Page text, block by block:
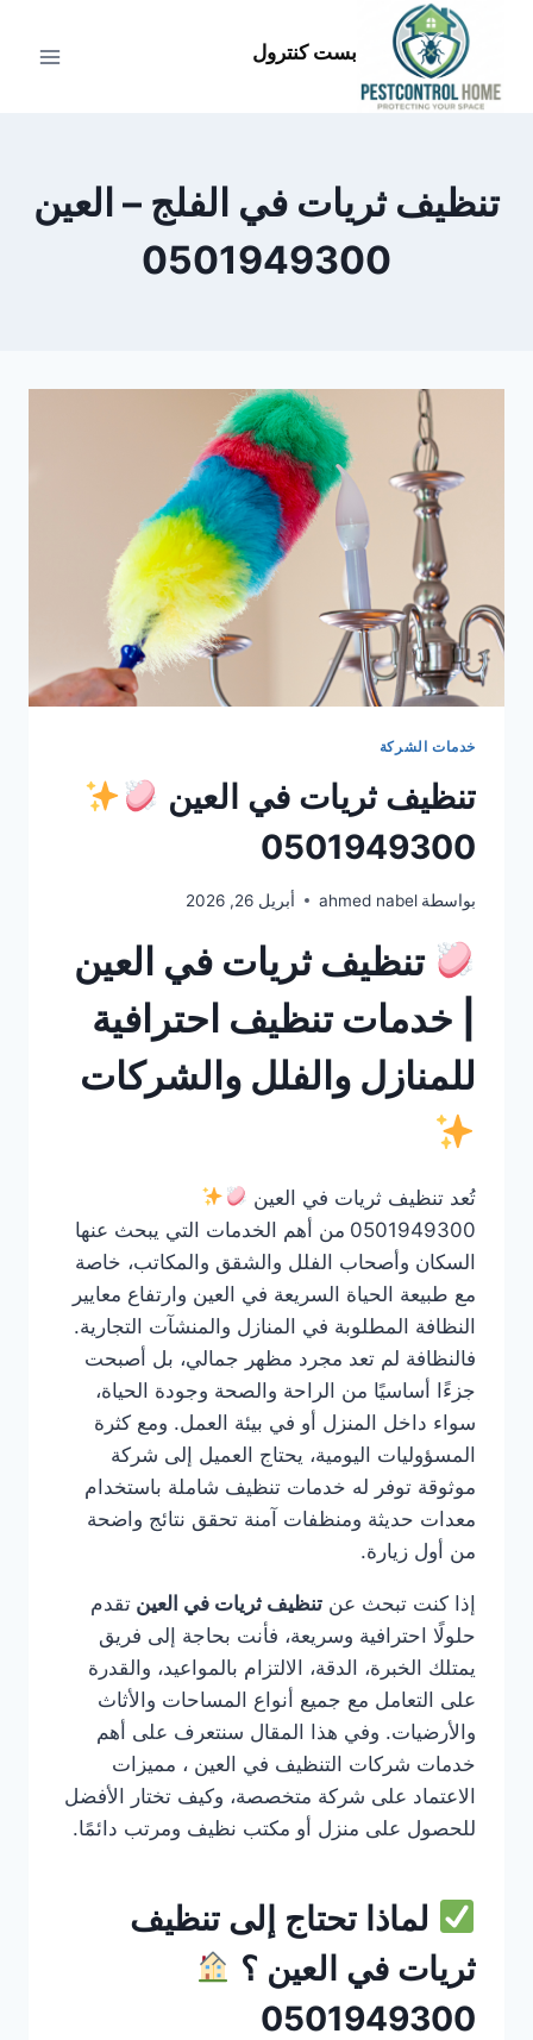
المحتوى
بست كنترول
تنظيف ثريات في الفلج – العين
0501949300
خدمات الشركة
تنظيف ثريات في العين
0501949300
بواسطة ahmed nabel أبريل 26, 2026
تنظيف ثريات في العين
| خدمات تنظيف احترافية
للمنازل والفلل والشركات
تُعد تنظيف ثريات في العين
0501949300 من أهم الخدمات التي يبحث عنها
السكان وأصحاب الفلل والشقق والمكاتب، خاصة
مع طبيعة الحياة السريعة في العين وارتفاع معايير
النظافة المطلوبة في المنازل والمنشآت التجارية.
فالنظافة لم تعد مجرد مظهر جمالي، بل أصبحت
جزءًا أساسيًا من الراحة والصحة وجودة الحياة،
سواء داخل المنزل أو في بيئة العمل. ومع كثرة
المسؤوليات اليومية، يحتاج العميل إلى شركة
موثوقة توفر له خدمات تنظيف شاملة باستخدام
معدات حديثة ومنظفات آمنة تحقق نتائج واضحة
من أول زيارة.
إذا كنت تبحث عن تنظيف ثريات في العين تقدم
حلولًا احترافية وسريعة، فأنت بحاجة إلى فريق
يمتلك الخبرة، الدقة، الالتزام بالمواعيد، والقدرة
على التعامل مع جميع أنواع المساحات والأثاث
والأرضيات. وفي هذا المقال سنتعرف على أهم
خدمات شركات التنظيف في العين ، مميزات
الاعتماد على شركة متخصصة، وكيف تختار الأفضل
للحصول على منزل أو مكتب نظيف ومرتب دائمًا.
لماذا تحتاج إلى تنظيف
ثريات في العين ؟
0501949300